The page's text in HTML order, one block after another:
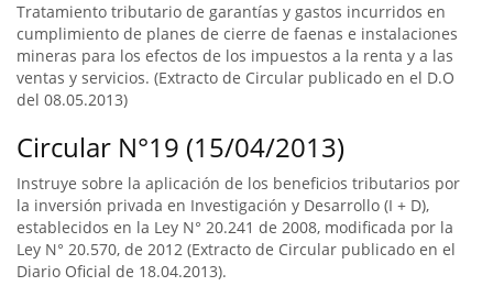
Tratamiento tributario de garantías y gastos incurridos en
cumplimiento de planes de cierre de faenas e instalaciones
mineras para los efectos de los impuestos a la renta y a las
ventas y servicios. (Extracto de Circular publicado en el D.O
del 08.05.2013)
Circular N°19 (15/04/2013)
Instruye sobre la aplicación de los beneficios tributarios por
la inversión privada en Investigación y Desarrollo (I + D),
establecidos en la Ley N° 20.241 de 2008, modificada por la
Ley N° 20.570, de 2012 (Extracto de Circular publicado en el
Diario Oficial de 18.04.2013).